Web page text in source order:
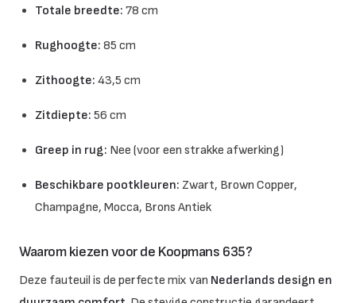
Totale breedte: 78 cm
Rughoogte: 85 cm
Zithoogte: 43,5 cm
Zitdiepte: 56 cm
Greep in rug: Nee (voor een strakke afwerking)
Beschikbare pootkleuren: Zwart, Brown Copper,
Champagne, Mocca, Brons Antiek
Waarom kiezen voor de Koopmans 635?
Deze fauteuil is de perfecte mix van Nederlands design en